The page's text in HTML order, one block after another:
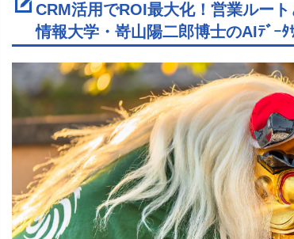
CRM活用でROI最大化！営業ルー
情報大学・嵜山陽二郎博士のAIﾃﾞｰﾀｻ